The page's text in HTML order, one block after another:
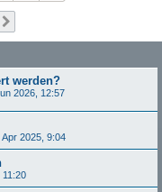
werden?
2026, 12:57
Apr 2025, 9:04
11:20